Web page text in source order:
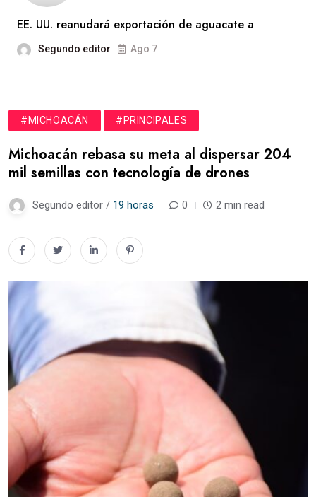
EE. UU. reanudará exportación de aguacate a
Segundo editor Ago 7
#MICHOACÁN #PRINCIPALES
Michoacán rebasa su meta al dispersar 204
mil semillas con tecnología de drones
Segundo editor / 19 horas 0 2 min read